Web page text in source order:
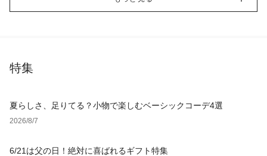
特集
夏らしさ、足りてる？小物で楽しむベーシックコーデ4選
2026/8/7
6/21は父の日！絶対に喜ばれるギフト特集